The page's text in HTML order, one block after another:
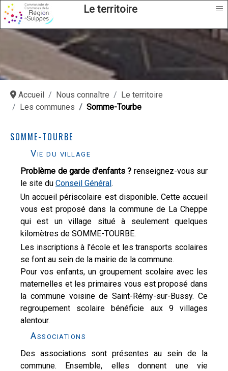
Le territoire ≡
Accueil Nous connaître
Le territoire
Les communes
Somme-Tourbe
SOMME-TOURBE
Vie du village
Problème de garde d'enfants ? renseignez-vous sur
le site du Conseil Général.
Un accueil périscolaire est disponible. Cette accueil
vous est proposé dans la commune de La Cheppe
qui est un village situé à seulement quelques
kilomètres de SOMME-TOURBE.
Les inscriptions à l'école et les transports scolaires
se font au sein de la mairie de la commune.
Pour vos enfants, un groupement scolaire avec les
maternelles et les primaires vous est proposé dans
la commune voisine de Saint-Rémy-sur-Bussy. Ce
regroupement scolaire bénéficie aux 9 villages
alentour.
Associations
Des associations sont présentes au sein de la
commune. Ensemble, elles donnent une vie